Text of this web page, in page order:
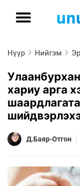
Нүүр Нийгэм
хариу арга
Д.Баяр-Отгон